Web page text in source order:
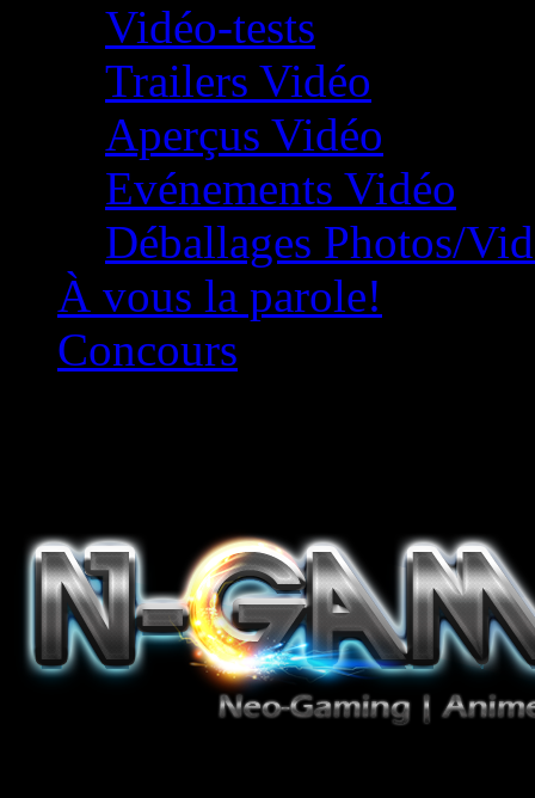
Vidéo-tests
Trailers Vidéo
Aperçus Vidéo
Evénements Vidéo
Déballages Photos/
À vous la parole!
Concours